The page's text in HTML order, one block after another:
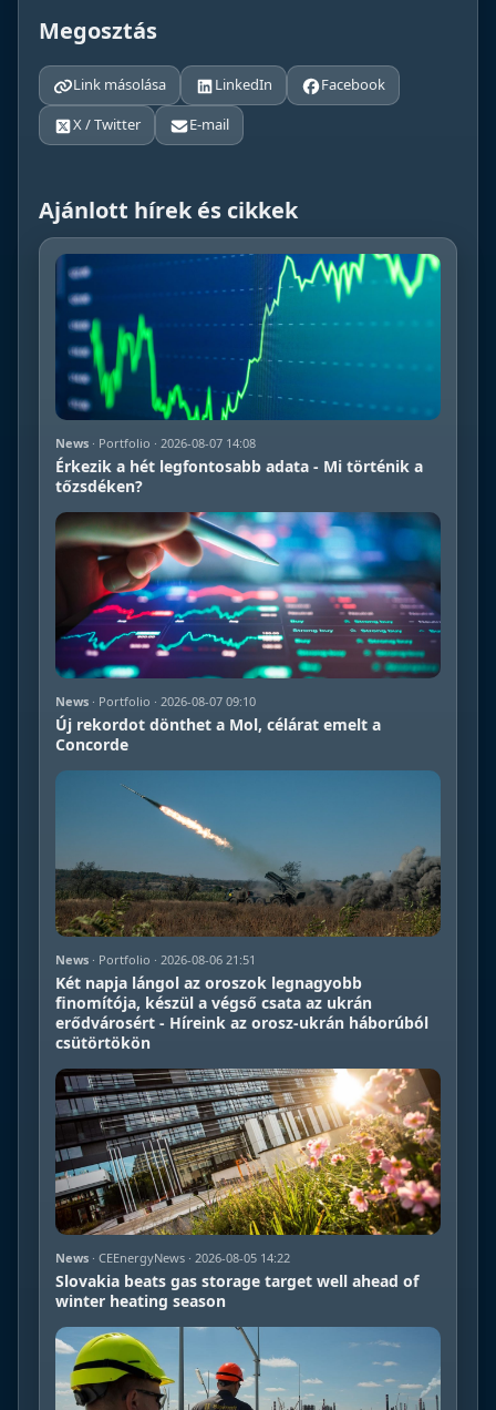
Megosztás
Link másolása LinkedIn
Facebook
X / Twitter
E-mail
Ajánlott hírek és cikkek
News · Portfolio · 2026-08-07 14:08
Érkezik a hét legfontosabb adata - Mi történik a
tőzsdéken?
News · Portfolio · 2026-08-07 09:10
Új rekordot dönthet a Mol, célárat emelt a
Concorde
News · Portfolio · 2026-08-06 21:51
Két napja lángol az oroszok legnagyobb
finomítója, készül a végső csata az ukrán
erődvárosért - Híreink az orosz-ukrán háborúból
csütörtökön
News · CEEnergyNews · 2026-08-05 14:22
Slovakia beats gas storage target well ahead of
winter heating season